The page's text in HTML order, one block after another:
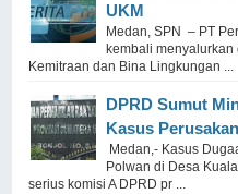
UKM
Medan, SPN – PT
kembali
Kemitraan dan Bina Lingkungan ...
DPRD Sumut
Kasus
Medan,- Kasus
Polwan di Desa
serius komisi A DPRD pr ...